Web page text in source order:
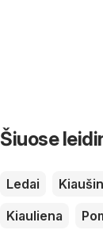
Šiuose
Ledai
Kiauliena